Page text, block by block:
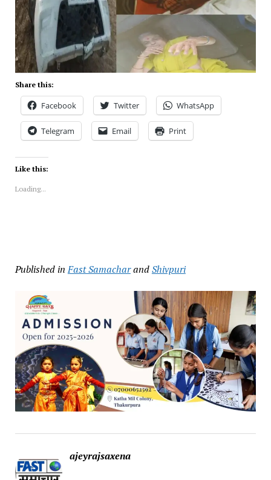
Share this:
Facebook Twitter WhatsApp
Telegram Email Print
Like this:
Loading...
Published in Fast SamacharandShivpuri
ajeyrajsaxena